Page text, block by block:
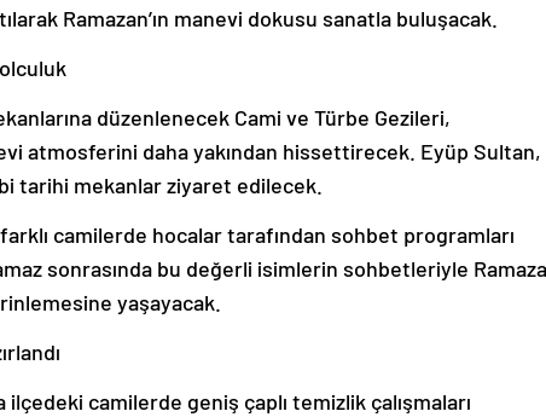
Ramazan’ın manevi dokusu sanatla buluşacak.
düzenlenecek Cami ve Türbe Gezileri,
atmosferini daha yakından hissettirecek. Eyüp Sultan,
tarihi mekanlar ziyaret edilecek.
camilerde hocalar tarafından sohbet programları
sonrasında bu değerli isimlerin sohbetleriyle
yaşayacak.
ilçedeki camilerde geniş çaplı temizlik çalışmaları